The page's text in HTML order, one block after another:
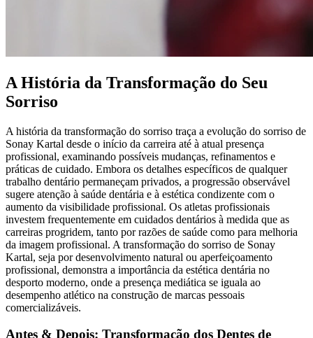
A História da Transformação do Seu
Sorriso
A história da transformação do sorriso traça a evolução do sorriso de
Sonay Kartal desde o início da carreira até à atual presença
profissional, examinando possíveis mudanças, refinamentos e
práticas de cuidado. Embora os detalhes específicos de qualquer
trabalho dentário permaneçam privados, a progressão observável
sugere atenção à saúde dentária e à estética condizente com o
aumento da visibilidade profissional. Os atletas profissionais
investem frequentemente em cuidados dentários à medida que as
carreiras progridem, tanto por razões de saúde como para melhoria
da imagem profissional. A transformação do sorriso de Sonay
Kartal, seja por desenvolvimento natural ou aperfeiçoamento
profissional, demonstra a importância da estética dentária no
desporto moderno, onde a presença mediática se iguala ao
desempenho atlético na construção de marcas pessoais
comercializáveis.
Antes & Depois: Transformação dos Dentes de